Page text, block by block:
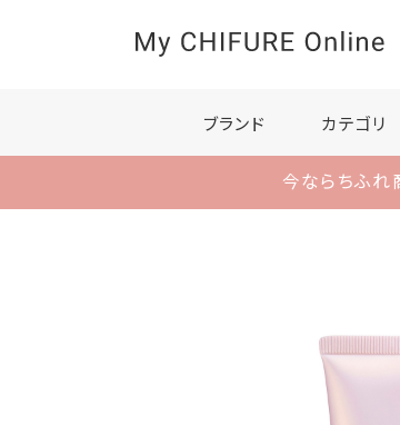
ブランド カテゴリ
今ならちふ